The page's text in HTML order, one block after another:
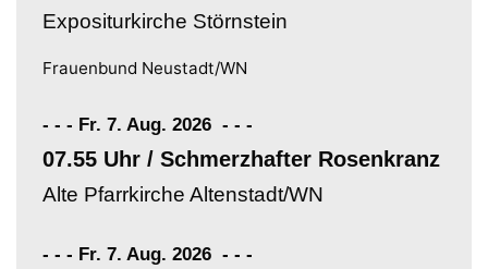
Expositurkirche Störnstein
Frauenbund Neustadt/WN
- - - Fr. 7. Aug. 2026 - - -
07.55 Uhr / Schmerzhafter Rosenkranz
Alte Pfarrkirche Altenstadt/WN
- - - Fr. 7. Aug. 2026 - - -